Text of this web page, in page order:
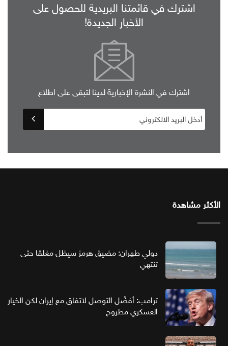
اشترك في قائمتنا البريدية للحصول على
الأخبار الجديدة!
اشترك في النشرة الإخبارية لدينا لتبقى على اطلاع
الأكثر مشاهدة
دولي طهران: مضيق هرمز سيظل مغلقا حتى
تنتهي
ترامب: أفضّل التوصل لاتفاق مع إيران لكن الخيار
العسكري مطروح